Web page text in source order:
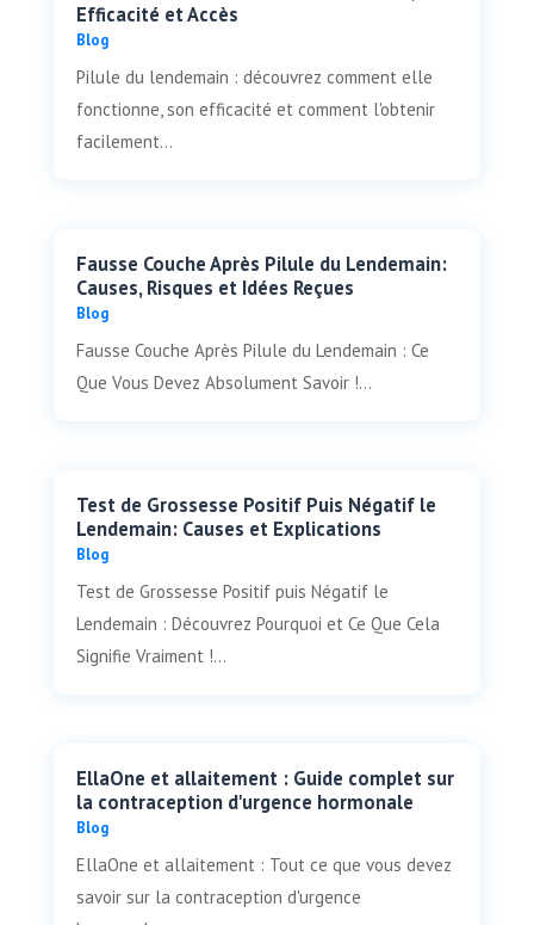
Efficacité et Accès
Blog
Pilule du lendemain : découvrez comment elle
fonctionne, son efficacité et comment l'obtenir
facilement...
Fausse Couche Après Pilule du Lendemain:
Causes, Risques et Idées Reçues
Blog
Fausse Couche Après Pilule du Lendemain : Ce
Que Vous Devez Absolument Savoir !...
Test de Grossesse Positif Puis Négatif le
Lendemain: Causes et Explications
Blog
Test de Grossesse Positif puis Négatif le
Lendemain : Découvrez Pourquoi et Ce Que Cela
Signifie Vraiment !...
EllaOne et allaitement : Guide complet sur
la contraception d'urgence hormonale
Blog
EllaOne et allaitement : Tout ce que vous devez
savoir sur la contraception d'urgence